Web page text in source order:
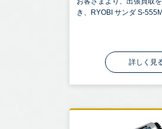
き、RYOBI サンダ S-
詳しく見